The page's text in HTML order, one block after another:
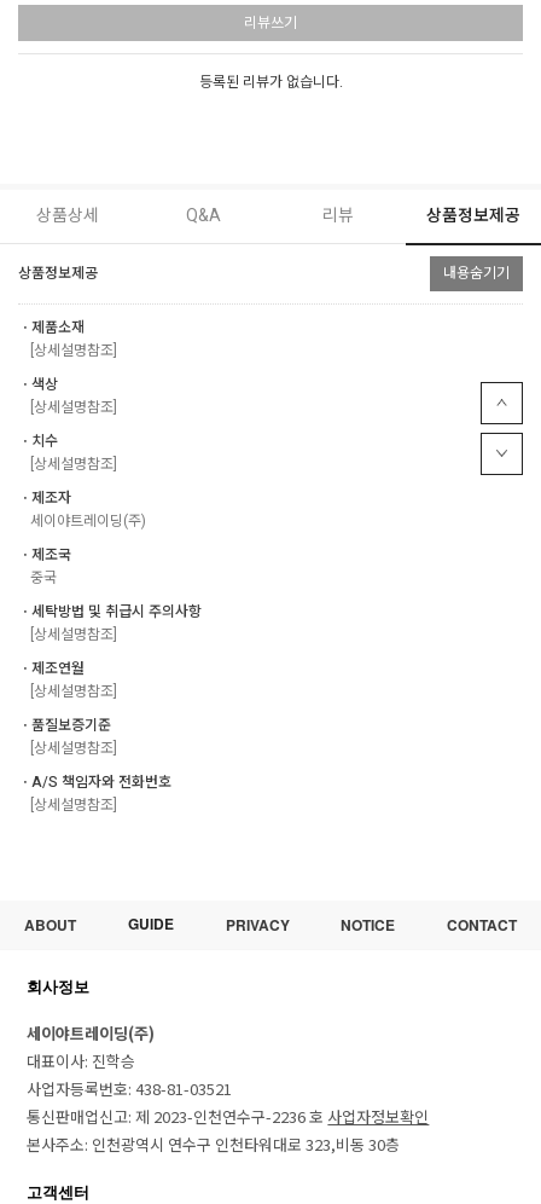
리뷰쓰기
등록된 리뷰가 없습니다.
상품상세 Q&A 리뷰 상품정보제공
상품정보제공 내용숨기기
ㆍ제품소재
[상세설명참조]
ㆍ색상
[상세설명참조]
ㆍ치수
[상세설명참조]
ㆍ제조자
세이야트레이딩(주)
ㆍ제조국
중국
ㆍ세탁방법 및 취급시 주의사항
[상세설명참조]
ㆍ제조연월
[상세설명참조]
ㆍ품질보증기준
[상세설명참조]
ㆍA/S 책임자와 전화번호
[상세설명참조]
ABOUT GUIDE PRIVACY NOTICE CONTACT
회사정보
세이야트레이딩(주)
대표이사: 진학승
사업자등록번호: 438-81-03521
통신판매업신고: 제 2023-인천연수구-2236 호 사업자정보확인
본사주소: 인천광역시 연수구 인천타워대로 323,비동 30층
고객센터